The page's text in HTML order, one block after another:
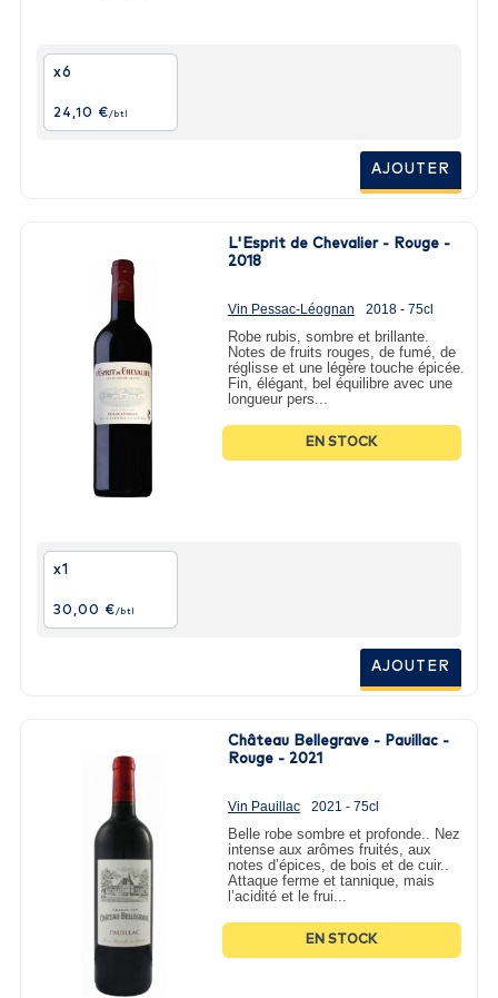
x6
24,10 €/btl
AJOUTER
L'Esprit de Chevalier - Rouge -
2018
Vin Pessac-Léognan 2018 - 75cl
Robe rubis, sombre et brillante.
Notes de fruits rouges, de fumé, de
réglisse et une légère touche épicée.
Fin, élégant, bel équilibre avec une
longueur pers...
EN STOCK
x1
30,00 €/btl
AJOUTER
Château Bellegrave - Pauillac -
Rouge - 2021
Vin Pauillac 2021 - 75cl
Belle robe sombre et profonde.. Nez
intense aux arômes fruités, aux
notes d’épices, de bois et de cuir..
Attaque ferme et tannique, mais
l’acidité et le frui...
EN STOCK